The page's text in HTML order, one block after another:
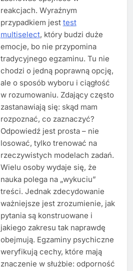
reakcjach. Wyraźnym
przypadkiem jest test
multiselect, który budzi duże
emocje, bo nie przypomina
tradycyjnego egzaminu. Tu nie
chodzi o jedną poprawną opcję,
ale o sposób wyboru i ciągłość
w rozumowaniu. Zdający często
zastanawiają się: skąd mam
rozpoznać, co zaznaczyć?
Odpowiedź jest prosta – nie
losować, tylko trenować na
rzeczywistych modelach zadań.
Wielu osoby wydaje się, że
nauka polega na „wykuciu”
treści. Jednak zdecydowanie
ważniejsze jest zrozumienie, jak
pytania są konstruowane i
jakiego zakresu tak naprawdę
obejmują. Egzaminy psychiczne
weryfikują cechy, które mają
znaczenie w służbie: odporność